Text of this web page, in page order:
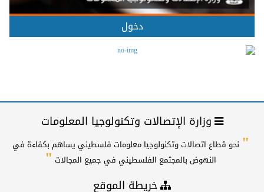
دخول
وزارة الإتصالات وتكنولوجيا المعلومات
" نحو قطاع اتصالات وتكنولوجيا معلومات فلسطيني يساهم بكفاءة في
النهوض بالمجتمع الفلسطيني في جميع المجالات"
خريطة الموقع